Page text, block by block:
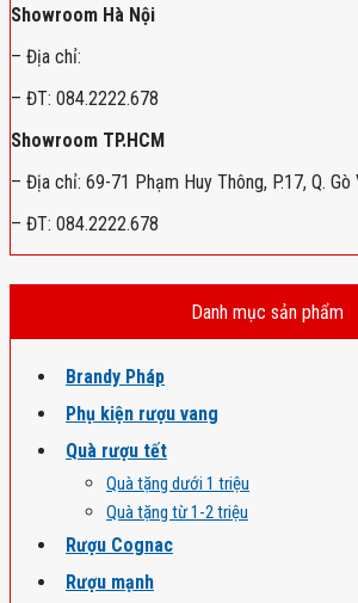
Showroom Hà Nội
– Địa chỉ:
– ĐT: 084.2222.678
Showroom TP.HCM
– Địa chỉ: 69-71 Phạm Huy Thông, P.17, Q. Gò
– ĐT: 084.2222.678
Danh mục sản phẩm
Brandy Pháp
Phụ kiện rượu vang
Quà rượu tết
Quà tặng dưới 1 triệu
Quà tặng từ 1-2 triệu
Rượu Cognac
Rượu mạnh